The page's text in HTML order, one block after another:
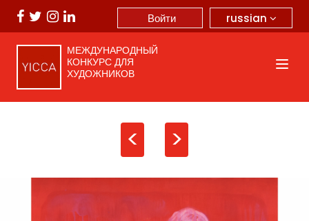
russian
Войти
МЕЖДУНАРОДНЫЙ
КОНКУРС ДЛЯ
ХУДОЖНИКОВ
< >